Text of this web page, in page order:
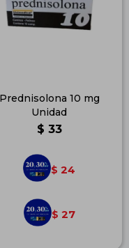
Prednisolona 10 mg
Unidad
$ 33
$ 24
$ 27